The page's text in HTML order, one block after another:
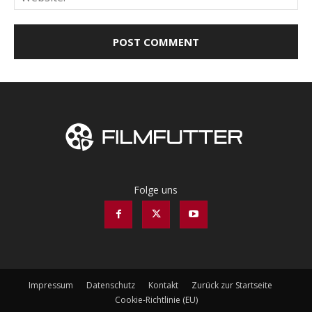
Folge uns
Impressum Datenschutz Kontakt
Zurück zur Startseite
Cookie-Richtlinie (EU)